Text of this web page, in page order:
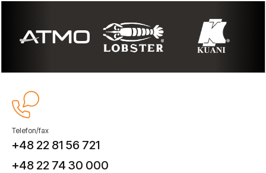
Telefon/fax
+48 22 81 56 721
+48 22 74 30 000